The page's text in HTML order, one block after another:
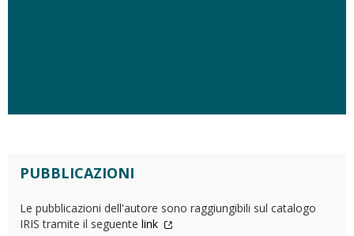
PUBBLICAZIONI
Le pubblicazioni dell'autore sono raggiungibili sul catalogo
IRIS tramite il seguente link